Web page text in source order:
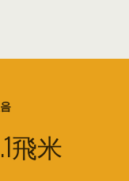
飛米